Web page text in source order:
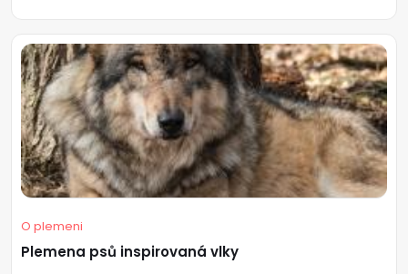
O plemeni
Plemena psů inspirovaná vlky